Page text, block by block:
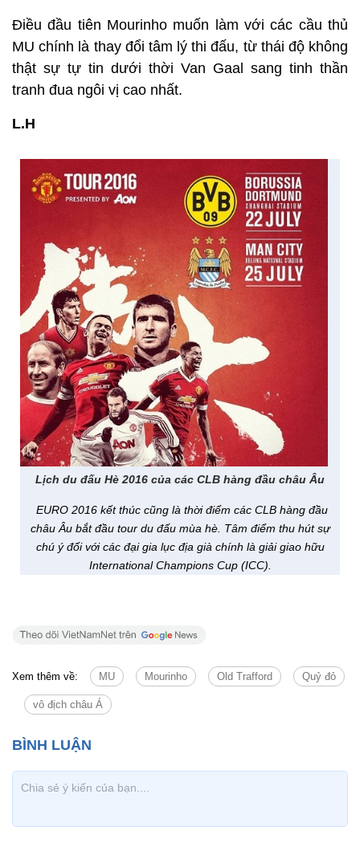
Điều đầu tiên Mourinho muốn làm với các cầu thủ
MU chính là thay đổi tâm lý thi đấu, từ thái độ không
thật sự tự tin dưới thời Van Gaal sang tinh thần
tranh đua ngôi vị cao nhất.
L.H
Lịch du đấu Hè 2016 của các CLB hàng đầu châu Âu
EURO 2016 kết thúc cũng là thời điểm các CLB hàng đầu
châu Âu bắt đầu tour du đấu mùa hè. Tâm điểm thu hút sự
chú ý đối với các đại gia lục địa già chính là giải giao hữu
International Champions Cup (ICC).
Xem thêm về: MU Mourinho Old Trafford Quỷ đỏ
vô địch châu Á